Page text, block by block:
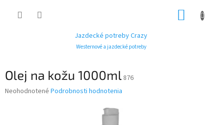
Jazdecké potreby Crazy
Westernové a jazdecké potreby
Olej na kožu 1000ml 876
Priemerné
Neohodnotené Podrobnosti hodnotenia